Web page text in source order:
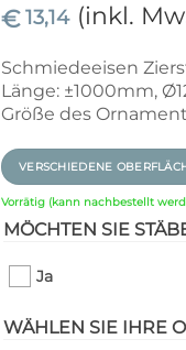
€ 13,14 (inkl.
Schmiedeeisen
Länge: ±1000mm,
Größe des
VERSCHIEDENE
Vorrätig (kann nachbestellt
MÖCHTEN SIE
Ja
WÄHLEN SIE IHRE